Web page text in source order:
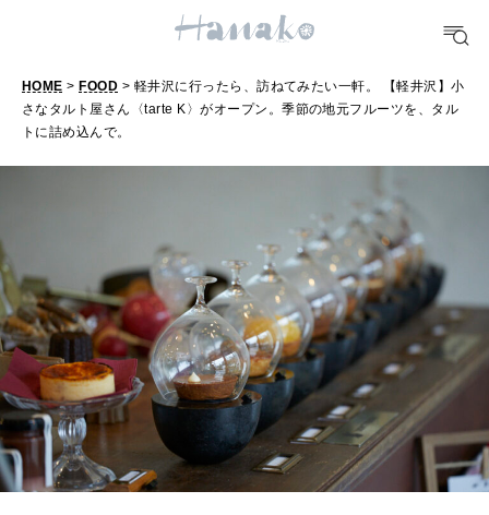
TRAVEL
どこ行く？
[12星座別] Weekly Holoscope
[12星座別] Monthly Love Holoscope
女神まり愛のタロットメッセージ
算命学がわかる今月のあなた
HEALTH
自分にやさしく
LEARN
知る、考える
HOME > FOOD > 軽井沢に行ったら、訪ねてみたい一軒。 【軽井沢】小
さなタルト屋さん〈tarte K〉がオープン。季節の地元フルーツを、タル
トに詰め込んで。